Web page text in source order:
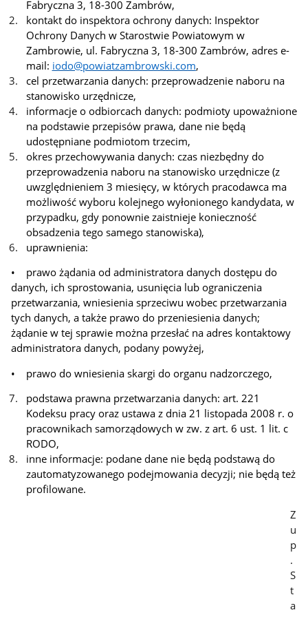
Fabryczna 3, 18-300 Zambrów,
kontakt do inspektora ochrony danych: Inspektor
Ochrony Danych w Starostwie Powiatowym w
Zambrowie, ul. Fabryczna 3, 18-300 Zambrów, adres e-
mail: iodo@powiatzambrowski.com,
cel przetwarzania danych: przeprowadzenie naboru na
stanowisko urzędnicze,
informacje o odbiorcach danych: podmioty upoważnione
na podstawie przepisów prawa, dane nie będą
udostępniane podmiotom trzecim,
okres przechowywania danych: czas niezbędny do
przeprowadzenia naboru na stanowisko urzędnicze (z
uwzględnieniem 3 miesięcy, w których pracodawca ma
możliwość wyboru kolejnego wyłonionego kandydata, w
przypadku, gdy ponownie zaistnieje konieczność
obsadzenia tego samego stanowiska),
uprawnienia:
• prawo żądania od administratora danych dostępu do
danych, ich sprostowania, usunięcia lub ograniczenia
przetwarzania, wniesienia sprzeciwu wobec przetwarzania
tych danych, a także prawo do przeniesienia danych;
żądanie w tej sprawie można przesłać na adres kontaktowy
administratora danych, podany powyżej,
• prawo do wniesienia skargi do organu nadzorczego,
podstawa prawna przetwarzania danych: art. 221
Kodeksu pracy oraz ustawa z dnia 21 listopada 2008 r. o
pracownikach samorządowych w zw. z art. 6 ust. 1 lit. c
RODO,
inne informacje: podane dane nie będą podstawą do
zautomatyzowanego podejmowania decyzji; nie będą też
profilowane.
Z
u
p
.
S
t
a